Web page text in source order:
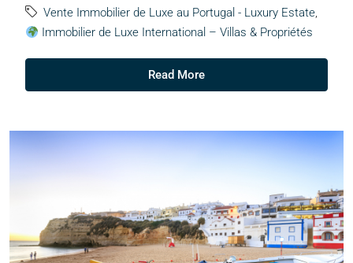
Vente Immobilier de Luxe au Portugal - Luxury Estate,
Immobilier de Luxe International – Villas & Propriétés
Read More